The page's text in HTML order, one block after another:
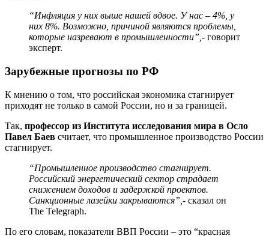
“Инфляция у них выше нашей вдвое. У нас – 4%, у
них 8%. Возможно, причиной являются проблемы,
которые назревают в промышленности”, - говорит
эксперт.
Зарубежные прогнозы по РФ
К мнению о том, что российская экономика стагнирует
приходят не только в самой России, но и за границей.
Так, профессор из Института исследования мира в Осло
Павел Баев считает, что промышленное производство России
стагнирует.
“Промышленное производство стагнирует.
Российский энергетический сектор страдает
снижением доходов и задержкой проектов.
Санкционные лазейки закрываются”, - сказал он
The Telegraph.
По его словам, показатели ВВП России – это “красная